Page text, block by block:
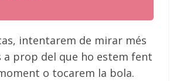
intentarem de mirar més
a prop del que ho estem fent
o tocarem la bola.